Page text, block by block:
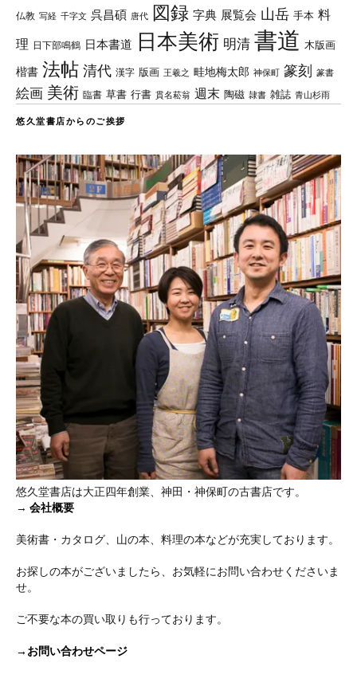
仏教 写経 千字文 呉昌碩 唐代 図録 字典 展覧会 山岳 手本 料
理 日下部鳴鶴 日本書道 日本美術 明清 書道 木版画
楷書 法帖 清代 漢字 版画 王羲之 畦地梅太郎 神保町 篆刻 篆書
絵画 美術 臨書 草書 行書 貫名菘翁 週末 陶磁 隷書 雑誌 青山杉雨
悠久堂書店からのご挨拶
悠久堂書店は大正四年創業、神田・神保町の古書店です。
→ 会社概要
美術書・カタログ、山の本、料理の本などが充実しております。
お探しの本がございましたら、お気軽にお問い合わせくださいま
せ。
ご不要な本の買い取りも行っております。
→お問い合わせページ